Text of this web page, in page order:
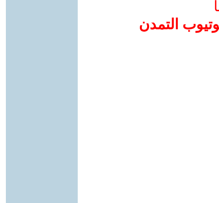
التمدن